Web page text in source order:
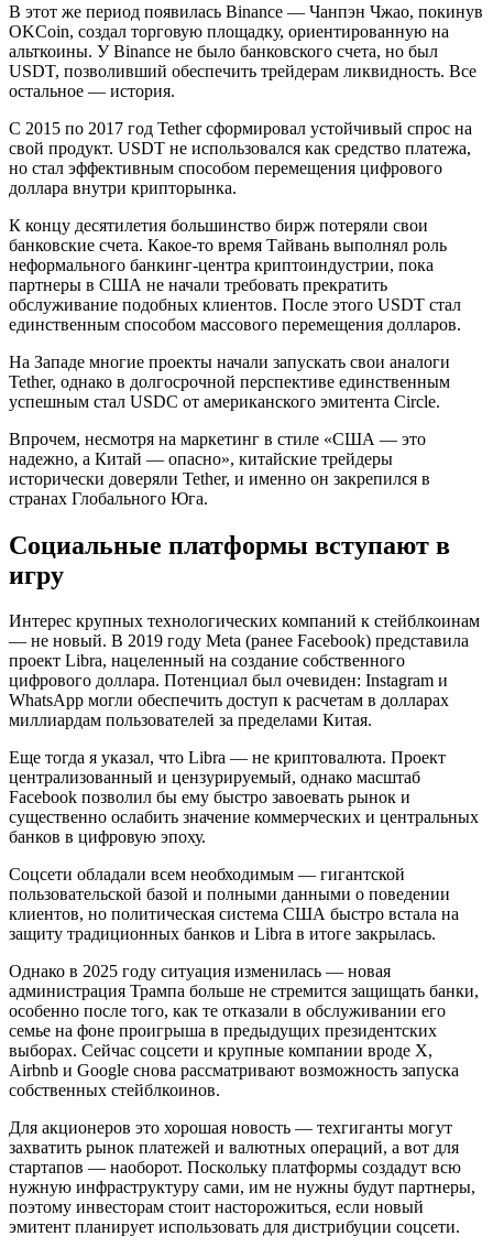
В этот же период появилась Binance — Чанпэн Чжао, покинув
OKCoin, создал торговую площадку, ориентированную на
альткоины. У Binance не было банковского счета, но был
USDT, позволивший обеспечить трейдерам ликвидность. Все
остальное — история.
С 2015 по 2017 год Tether сформировал устойчивый спрос на
свой продукт. USDT не использовался как средство платежа,
но стал эффективным способом перемещения цифрового
доллара внутри крипторынка.
К концу десятилетия большинство бирж потеряли свои
банковские счета. Какое-то время Тайвань выполнял роль
неформального банкинг-центра криптоиндустрии, пока
партнеры в США не начали требовать прекратить
обслуживание подобных клиентов. После этого USDT стал
единственным способом массового перемещения долларов.
На Западе многие проекты начали запускать свои аналоги
Tether, однако в долгосрочной перспективе единственным
успешным стал USDC от американского эмитента Circle.
Впрочем, несмотря на маркетинг в стиле «США — это
надежно, а Китай — опасно», китайские трейдеры
исторически доверяли Tether, и именно он закрепился в
странах Глобального Юга.
Социальные платформы вступают в
игру
Интерес крупных технологических компаний к стейблкоинам
— не новый. В 2019 году Meta (ранее Facebook) представила
проект Libra, нацеленный на создание собственного
цифрового доллара. Потенциал был очевиден: Instagram и
WhatsApp могли обеспечить доступ к расчетам в долларах
миллиардам пользователей за пределами Китая.
Еще тогда я указал, что Libra — не криптовалюта. Проект
централизованный и цензурируемый, однако масштаб
Facebook позволил бы ему быстро завоевать рынок и
существенно ослабить значение коммерческих и центральных
банков в цифровую эпоху.
Соцсети обладали всем необходимым — гигантской
пользовательской базой и полными данными о поведении
клиентов, но политическая система США быстро встала на
защиту традиционных банков и Libra в итоге закрылась.
Однако в 2025 году ситуация изменилась — новая
администрация Трампа больше не стремится защищать банки,
особенно после того, как те отказали в обслуживании его
семье на фоне проигрыша в предыдущих президентских
выборах. Сейчас соцсети и крупные компании вроде X,
Airbnb и Google снова рассматривают возможность запуска
собственных стейблкоинов.
Для акционеров это хорошая новость — техгиганты могут
захватить рынок платежей и валютных операций, а вот для
стартапов — наоборот. Поскольку платформы создадут всю
нужную инфраструктуру сами, им не нужны будут партнеры,
поэтому инвесторам стоит насторожиться, если новый
эмитент планирует использовать для дистрибуции соцсети.